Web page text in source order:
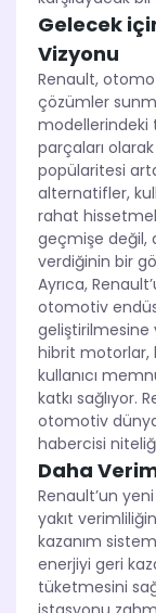
Gelecek
Vizyonu
Renault,
çözümler
modellerindeki
parçaları olarak
popülaritesi
alternatifler,
rahat
geçmişe değil,
verdiğinin bir
Ayrıca,
otomotiv
geliştirilmesine
hibrit motorlar,
kullanıcı
katkı sağlıyor.
otomotiv
habercisi
Daha
Renault’un
yakıt
kazanım
enerjiyi geri
tüketmesini